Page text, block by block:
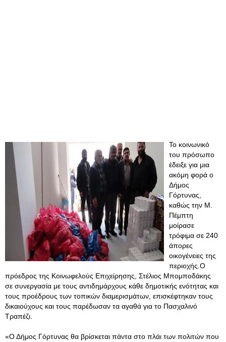
Το κοινωνικό
του πρόσωπο
έδειξε για μια
ακόμη φορά ο
Δήμος
Γόρτυνας,
καθώς την Μ.
Πέμπτη
μοίρασε
τρόφιμα σε 240
άπορες
οικογένειες της
περιοχής.Ο
πρόεδρος της Κοινωφελούς Επιχείρησης, Στέλιος Μπομποδάκης
σε συνεργασία με τους αντιδημάρχους κάθε δημοτικής ενότητας και
τους προέδρους των τοπικών διαμερισμάτων, επισκέφτηκαν τους
δικαιούχους και τους παρέδωσαν τα αγαθά για το Πασχαλινό
Τραπέζι.
«Ο Δήμος Γόρτυνας θα βρίσκεται πάντα στο πλάι των πολιτών που